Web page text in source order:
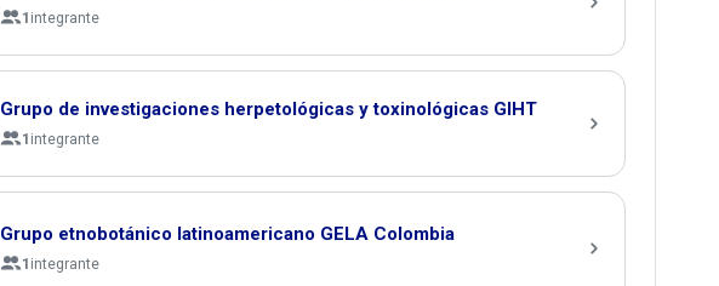
1 integrante
Grupo de investigaciones herpetológicas y toxinológicas GIHT
1 integrante
Grupo etnobotánico latinoamericano GELA Colombia
1 integrante